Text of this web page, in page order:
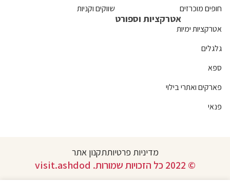
חופים מוכרזים
שווקים וקניות
אטרקציות וספורט
אטרקציות ימיות
גלגלים
ספא
פארקים ואתרי בילוי
פנאי
מדיניות פרטיותתקנון אתר
© 2022 כל הזכויות שמורות. visit.ashdod